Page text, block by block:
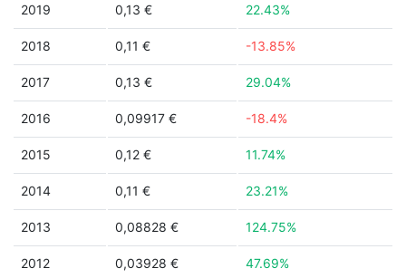
2019 0,13 € 22.43%
2018 0,11 € -13.85%
2017 0,13 € 29.04%
2016 0,09917 € -18.4%
2015 0,12 € 11.74%
2014 0,11 € 23.21%
2013 0,08828 € 124.75%
2012 0,03928 € 47.69%